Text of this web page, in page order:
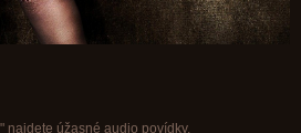
najdete úžasné audio povídky.